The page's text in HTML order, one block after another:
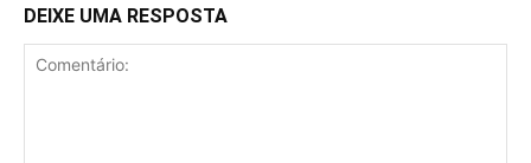
DEIXE UMA RESPOSTA